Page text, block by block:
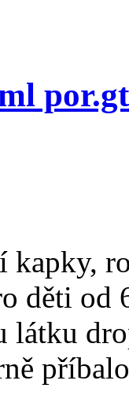
kapky,
děti od
látku